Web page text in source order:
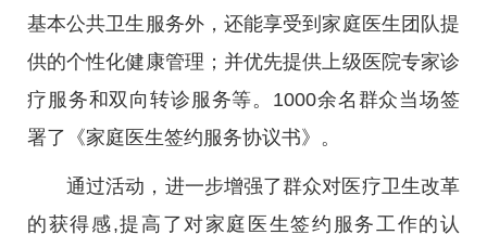
基本公共卫生服务外，还能享受到家庭医生团队提
供的个性化健康管理；并优先提供上级医院专家诊
疗服务和双向转诊服务等。1000余名群众当场签
署了《家庭医生签约服务协议书》。
通过活动，进一步增强了群众对医疗卫生改革
的获得感,提高了对家庭医生签约服务工作的认